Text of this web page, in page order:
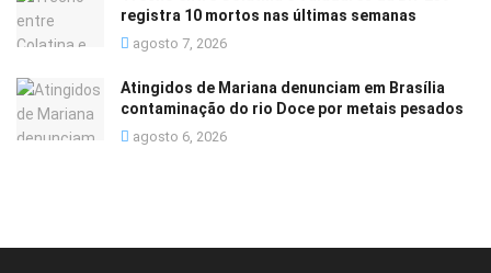
registra 10 mortos nas últimas semanas
agosto 7, 2026
Atingidos de Mariana denunciam em Brasília
contaminação do rio Doce por metais pesados
agosto 6, 2026